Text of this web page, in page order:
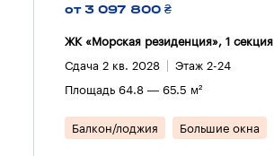
от 3 097 800 ₴
ЖК «Морская резиденция», 1 секция
Сдача 2 кв. 2028 Этаж 2-24
Площадь 64.8 — 65.5 м²
Балкон/лоджия Большие окна